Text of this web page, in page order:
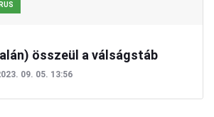
összeül a válságstáb
09. 05. 13:56